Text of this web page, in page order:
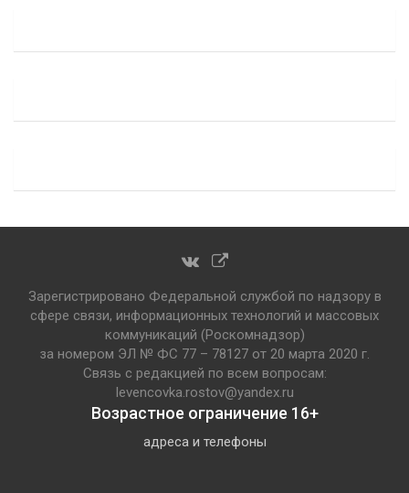
Зарегистрировано Федеральной службой по надзору в
сфере связи, информационных технологий и массовых
коммуникаций (Роскомнадзор)
за номером ЭЛ № ФС 77 – 78127 от 20 марта 2020 г.
Связь с редакцией по всем вопросам:
levencovka.rostov@yandex.ru
Возрастное ограничение 16+
адреса и телефоны